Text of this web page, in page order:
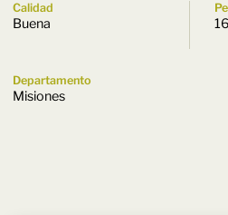
Calidad
Buena
Departamento
Misiones